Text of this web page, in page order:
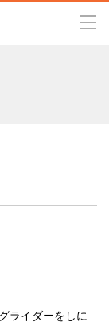
ライダーをしに